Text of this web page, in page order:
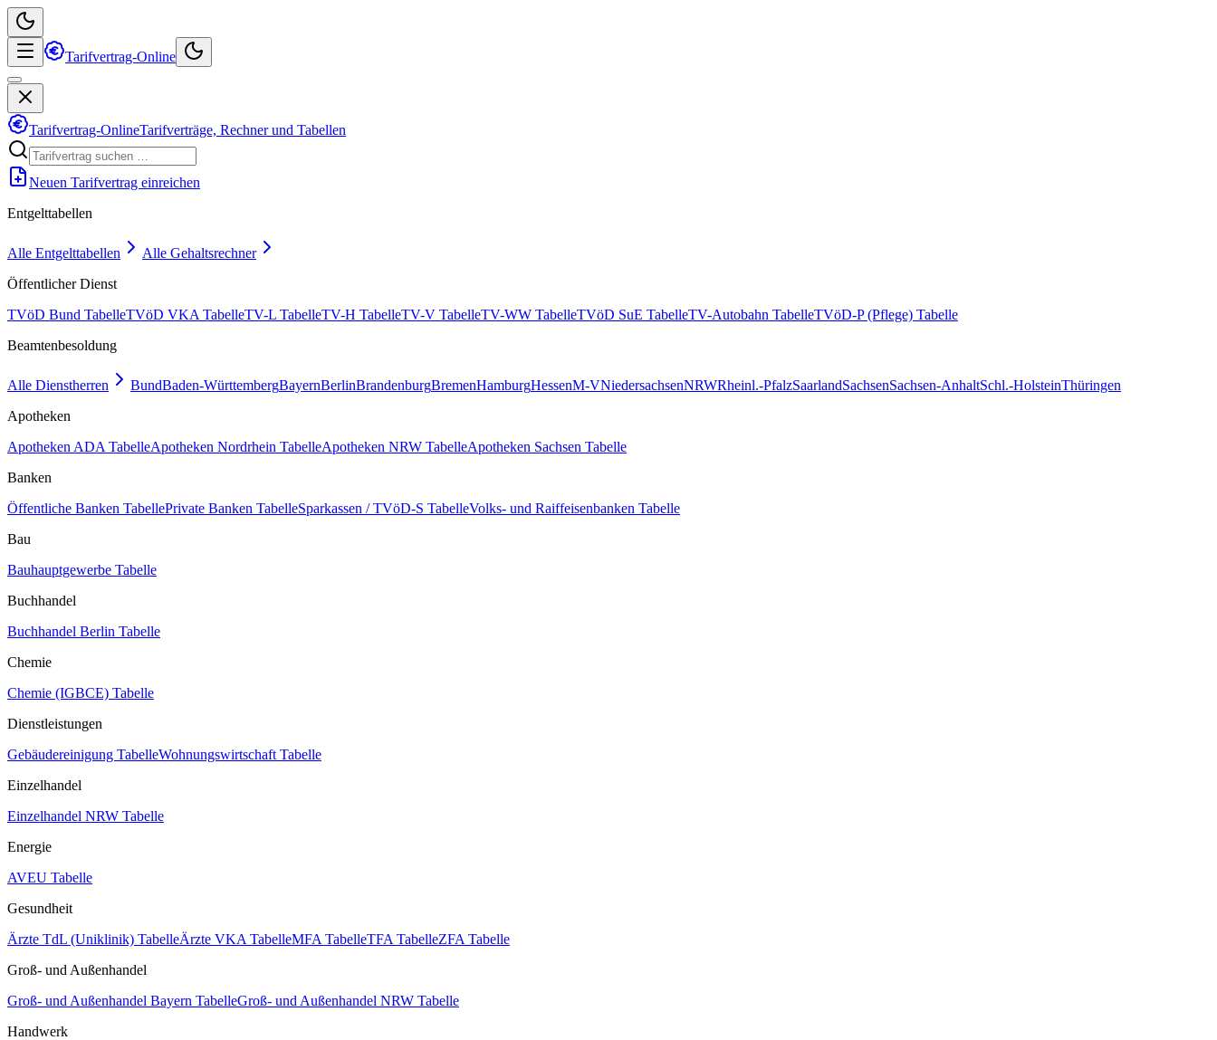
Tarifvertrag-Online
Tarifvertrag-OnlineTarifverträge, Rechner und Tabellen
Neuen Tarifvertrag einreichen
Entgelttabellen
Alle Entgelttabellen
Alle Gehaltsrechner
Öffentlicher Dienst
TVöD Bund TabelleTVöD VKA TabelleTV-L TabelleTV-H TabelleTV-V TabelleTV-WW TabelleTVöD SuE TabelleTV-Autobahn TabelleTVöD-P (Pflege) Tabelle
Beamtenbesoldung
Alle Dienstherren BundBaden-WürttembergBayernBerlinBrandenburgBremenHamburgHessenM-VNiedersachsenNRWRheinl.-PfalzSaarlandSachsenSachsen-AnhaltSchl.-HolsteinThüringen
Apotheken
Apotheken ADA TabelleApotheken Nordrhein TabelleApotheken NRW TabelleApotheken Sachsen Tabelle
Banken
Öffentliche Banken TabellePrivate Banken TabelleSparkassen / TVöD-S TabelleVolks- und Raiffeisenbanken Tabelle
Bau
Bauhauptgewerbe Tabelle
Buchhandel
Buchhandel Berlin Tabelle
Chemie
Chemie (IGBCE) Tabelle
Dienstleistungen
Gebäudereinigung TabelleWohnungswirtschaft Tabelle
Einzelhandel
Einzelhandel NRW Tabelle
Energie
AVEU Tabelle
Gesundheit
Ärzte TdL (Uniklinik) TabelleÄrzte VKA TabelleMFA TabelleTFA TabelleZFA Tabelle
Groß- und Außenhandel
Groß- und Außenhandel Bayern TabelleGroß- und Außenhandel NRW Tabelle
Handwerk